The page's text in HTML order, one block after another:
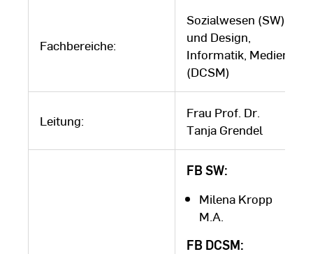
Fachbereiche:
Sozialwesen (SW)
und Design,
Informatik, Medien
(DCSM)
Leitung:
Frau Prof. Dr.
Tanja Grendel
FB SW:
Milena Kropp
M.A.
FB DCSM: